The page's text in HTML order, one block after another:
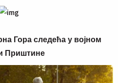
Гора следећа у војном
Приштине